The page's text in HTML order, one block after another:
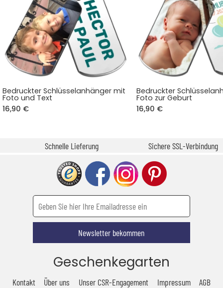
Bedruckter Schlüsselanhänger mit
Foto und Text
16,90 €
Bedruckter
Foto zur Geburt
16,90 €
Schnelle Lieferung Sichere SSL-Verbindung
Newsletter bekommen
Geschenkegarten
Kontakt Über uns Unser CSR-Engagement Impressum
AGB